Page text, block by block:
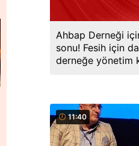
Ahbap Derneği
sonu! Fesih için
derneğe yönetim
11:40